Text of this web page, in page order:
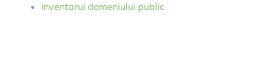
Inventarul domeniului public